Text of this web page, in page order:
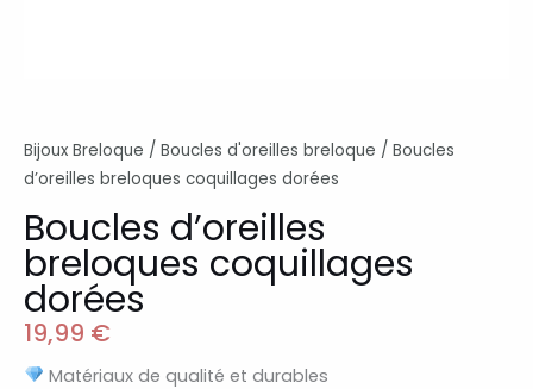
Bijoux Breloque / Boucles d'oreilles breloque / Boucles
d’oreilles breloques coquillages dorées
Boucles d’oreilles
breloques coquillages
dorées
19,99 €
Matériaux de qualité et durables